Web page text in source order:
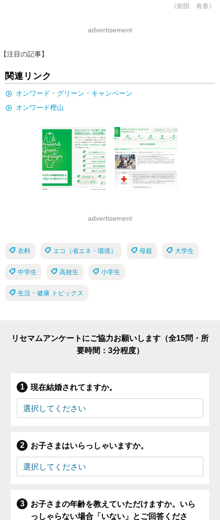
《前田 有香》
advertisement
【注目の記事】
関連リンク
オンワード・グリーン・キャンペーン
オンワード樫山
advertisement
衣料 エコ（省エネ・環境） 母親 大学生
中学生 高校生 小学生
生活・健康 トピックス
リセマムアンケートにご協力お願いします（全15問・所
要時間：3分程度）
現在結婚されてますか。
お子さまはいらっしゃいますか。
お子さまの年齢を教えていただけますか。いら
っしゃらない場合「いない」とご回答くださ